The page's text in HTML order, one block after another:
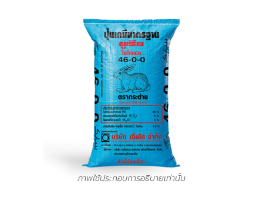
ภาพใช้ประกอบการอธิบายเท่านั้น